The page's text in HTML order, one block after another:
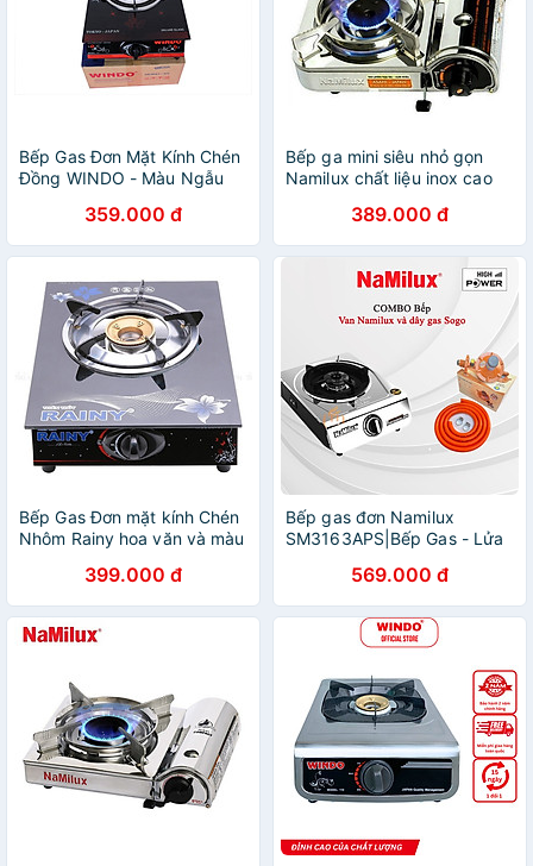
Bếp Gas Đơn Mặt Kính Chén
Đồng WINDO - Màu Ngẫu
359.000 đ
Bếp ga mini siêu nhỏ gọn
Namilux chất liệu inox cao
389.000 đ
Bếp Gas Đơn mặt kính Chén
Nhôm Rainy hoa văn và màu
399.000 đ
Bếp gas đơn Namilux
SM3163APS|Bếp Gas - Lửa
569.000 đ